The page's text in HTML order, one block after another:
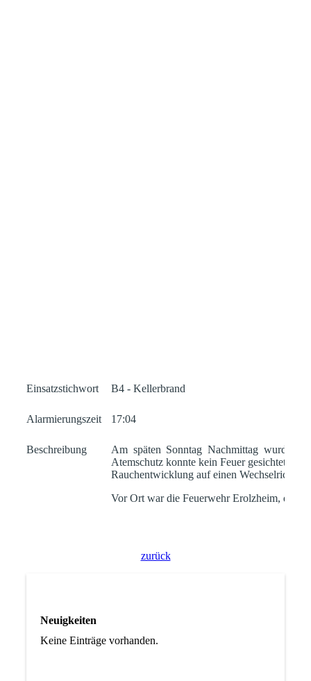
Einsatzstichwort B4 - Kellerbrand
Alarmierungszeit 17:04
Beschreibung
Am späten Sonntag Nachmittag wurden
Atemschutz konnte kein Feuer gesichtet
Rauchentwicklung auf einen Wechselrichter
Vor Ort war die Feuerwehr Erolzheim, der
zurück
Neuigkeiten
Keine Einträge vorhanden.